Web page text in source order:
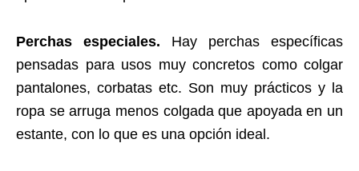
Perchas especiales. Hay perchas específicas
pensadas para usos muy concretos como colgar
pantalones, corbatas etc. Son muy prácticos y la
ropa se arruga menos colgada que apoyada en un
estante, con lo que es una opción ideal.